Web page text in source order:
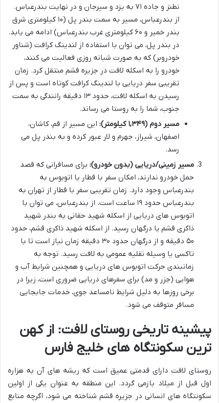
نطنز و جاده ۷۱ به یزد و سیرجان و در نهایت بندرعباس.
از بندرعباس، مسیر به سمت بندر پل (۱۰ کیلومتری شرق
بندر خمیر و ۶۰ کیلومتری غرب بندرعباس) ادامه می یابد.
در بندر پل، می توان با استفاده از لندینگ کرافت (شناور
خودروبر) که به صورت شبانه روزی فعالیت می کنند،
خودرو را به اسکله لافت در جزیره قشم منتقل کرد. زمان
تقریبی سفر دریایی با لندینگ کرافت کوتاه است و پس از
رسیدن به اسکله لافت، حدود ۱۳ دقیقه رانندگی به سمت
جنوب، شما را به روستا می رساند.
مسیر دوم (۱,۳۴۹ کیلومتر):
این مسیر از قم، کاشان،
اصفهان، شیراز، جهرم و لار عبور کرده و به بندر پل می
رسد.
مسیر زمینی/دریایی (بدون خودرو): برای مسافرانی که قصد
حمل خودرو ندارند، امکان سفر با قطار یا اتوبوس به
بندرعباس وجود دارد. زمان تقریبی سفر با قطار از تهران به
بندرعباس حدود ۱۹ ساعت است. از بندرعباس، می توان با
اتوبوس های دریایی از اسکله شهید حقانی به بندر شهید
ذاکری قشم یا درگهان رسید. از اسکله شهید ذاکری قشم، حدود
۵۰ دقیقه و از درگهان حدود ۳۰ دقیقه زمان نیاز است تا با
تاکسی یا وسیله نقلیه عمومی به لافت رسید. توجه به
زمانبندی حرکت اتوبوس های دریایی و همچنین شرایط آب و
هوایی (جزر و مد) برای سفرهای دریایی ضروری است، زیرا در
برخی روزها به دلیل شرایط نامساعد جوی، خدمات جابجایی
مسافر متوقف می شود.
پیشینه تاریخی روستای لافت: از کهن
ترین سکونتگاه های خلیج فارس
روستای لافت دارای قدمتی عمیق است که ریشه های آن به هزاره
اول قبل از میلاد بازمی گردد. این منطقه به عنوان یکی از اولین
سکونتگاه های انسانی در جزیره قشم شناخته می شود، اگرچه منابع